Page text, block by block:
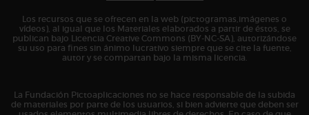
Los recursos que se ofrecen en la web (pictogramas,imágenes o
vídeos), al igual que los Materiales elaborados a partir de éstos, se
publican bajo Licencia Creative Commons (BY-NC-SA), autorizándose
su uso para fines sin ánimo lucrativo siempre que se cite la fuente,
autor y se compartan bajo la misma licencia.
La Fundación Pictoaplicaciones no se hace responsable de la subida
de materiales por parte de los usuarios, si bien advierte que deben ser